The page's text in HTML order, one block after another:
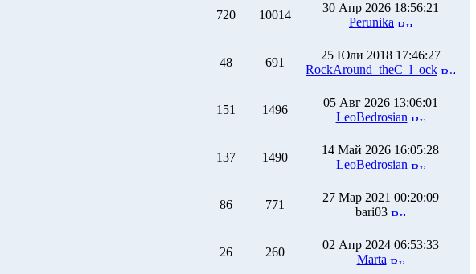
720 10014
30 Апр 2026 18:56:21
Perunika
48 691
25 Юли 2018 17:46:27
RockAround_theC_l_ock
151 1496
05 Авг 2026 13:06:01
LeoBedrosian
137 1490
14 Май 2026 16:05:28
LeoBedrosian
86 771
27 Мар 2021 00:20:09
bari03
26 260
02 Апр 2024 06:53:33
Marta